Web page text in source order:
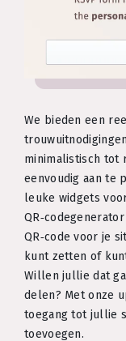
We bieden een
minimalistisch tot
eenvoudig aan te
leuke widgets
QR‑code voor je
kunt zetten of
Willen jullie dat
delen? Met onze
toegang tot jullie
toevoegen.